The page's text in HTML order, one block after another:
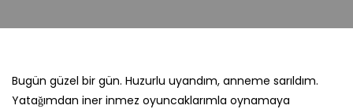
Bugün güzel bir gün. Huzurlu uyandım, anneme sarıldım.
Yatağımdan iner inmez oyuncaklarımla oynamaya